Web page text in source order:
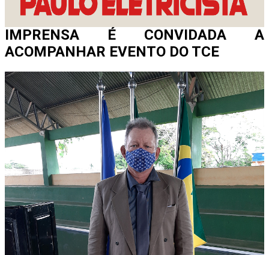
próxima gestão estadual.
IMPRENSA É CONVIDADA A
ACOMPANHAR EVENTO DO TCE
A participação da imprensa permitirá ampliar o acesso da
sociedade às evidências produzidas pelo controle externo,
contribuindo para um debate público mais qualificado
sobre os desafios e as prioridades de Rondônia para os
próximos anos.
Os profissionais interessados em realizar a cobertura
deverão efetuar o credenciamento por meio do formulário
disponível no link abaixo:
Formulário de credenciamento:
https://forms.gle/jj8g6gtFi7vQp9dMA
Por:Redação Em RondôniaFonte:TCE RO